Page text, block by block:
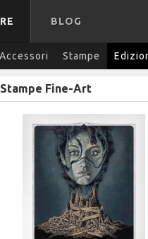
BLOG
Accessori Stampe
Stampe Fine-Art